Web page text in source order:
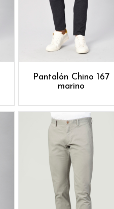
Pantalón Chino 167
marino